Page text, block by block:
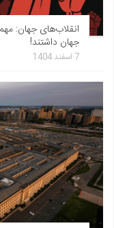
انقلاب‌های جهان:
جهان داشتند!
7 اسفند 1404